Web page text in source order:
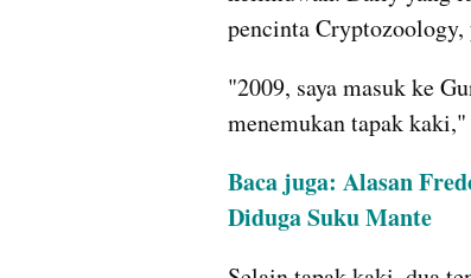
pencinta Cryptozoology,
"2009, saya masuk ke
menemukan tapak
Baca juga: Alasan
Diduga Suku Mante